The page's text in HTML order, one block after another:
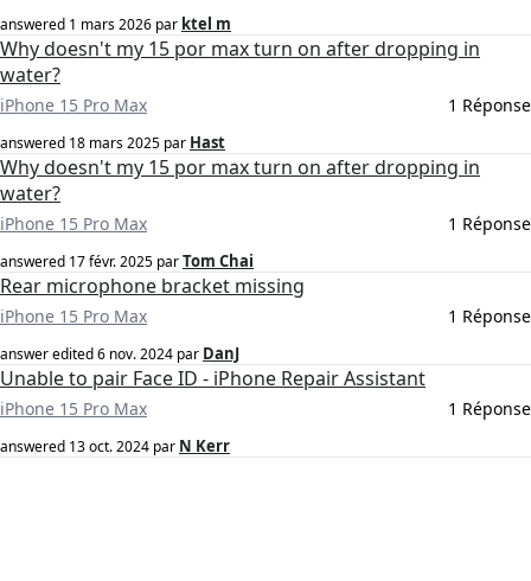
answered 1 mars 2026 par ktel m
Why doesn't my 15 por max turn on after dropping in
water?
iPhone 15 Pro Max 1 Réponse
answered 18 mars 2025 par Hast
Why doesn't my 15 por max turn on after dropping in
water?
iPhone 15 Pro Max 1 Réponse
answered 17 févr. 2025 parTom Chai
Rear microphone bracket missing
iPhone 15 Pro Max 1 Réponse
answer edited6 nov. 2024 par DanJ
Unable to pair Face ID - iPhone Repair Assistant
iPhone 15 Pro Max 1 Réponse
answered 13 oct. 2024 par N Kerr